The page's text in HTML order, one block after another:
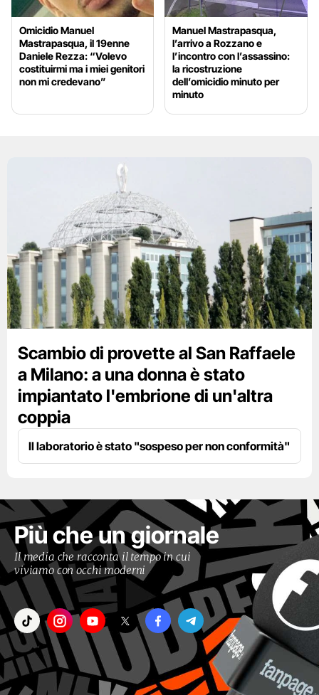
Omicidio Manuel
Mastrapasqua, il 19enne
Daniele Rezza: “Volevo
costituirmi ma i miei genitori
non mi credevano”
Manuel Mastrapasqua,
l’arrivo a Rozzano e
l’incontro con l’assassino:
la ricostruzione
dell’omicidio minuto per
minuto
Scambio di provette al San Raffaele
a Milano: a una donna è stato
impiantato l'embrione di un'altra
coppia
Il laboratorio è stato "sospeso per non conformità"
Più che un giornale
Il media che racconta il tempo in cui
viviamo con occhi moderni